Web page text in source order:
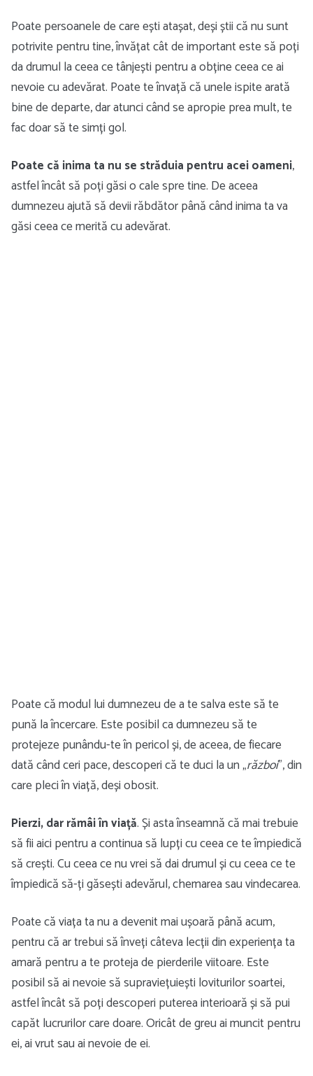
Poate persoanele de care ești atașat, deși știi că nu sunt
potrivite pentru tine, învățat cât de important este să poți
da drumul la ceea ce tânjești pentru a obține ceea ce ai
nevoie cu adevărat. Poate te învață că unele ispite arată
bine de departe, dar atunci când se apropie prea mult, te
fac doar să te simți gol.
Poate că inima ta nu se străduia pentru acei oameni,
astfel încât să poți găsi o cale spre tine. De aceea
dumnezeu ajută să devii răbdător până când inima ta va
găsi ceea ce merită cu adevărat.
Poate că modul lui dumnezeu de a te salva este să te
pună la încercare. Este posibil ca dumnezeu să te
protejeze punându-te în pericol și, de aceea, de fiecare
dată când ceri pace, descoperi că te duci la un „război”, din
care pleci în viață, deși obosit.
Pierzi, dar rămâi în viață. Și asta înseamnă că mai trebuie
să fii aici pentru a continua să lupți cu ceea ce te împiedică
să crești. Cu ceea ce nu vrei să dai drumul și cu ceea ce te
împiedică să-ți găsești adevărul, chemarea sau vindecarea.
Poate că viața ta nu a devenit mai ușoară până acum,
pentru că ar trebui să înveți câteva lecții din experiența ta
amară pentru a te proteja de pierderile viitoare. Este
posibil să ai nevoie să supraviețuiești loviturilor soartei,
astfel încât să poți descoperi puterea interioară și să pui
capăt lucrurilor care doare. Oricât de greu ai muncit pentru
ei, ai vrut sau ai nevoie de ei.